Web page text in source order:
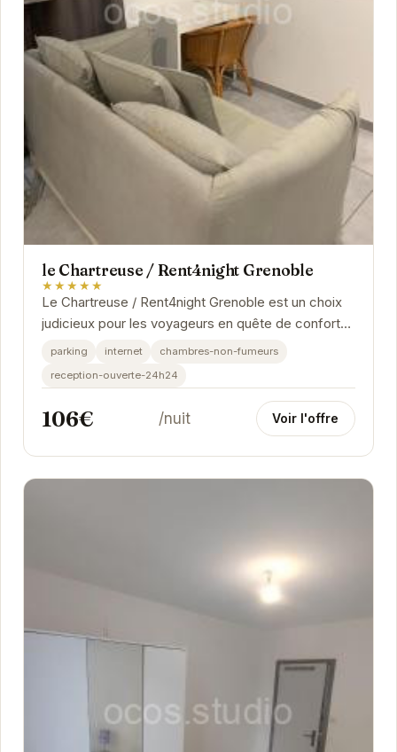
le Chartreuse / Rent4night Grenoble
★★★★★
Le Chartreuse / Rent4night Grenoble est un choix
judicieux pour les voyageurs en quête de confort
et de praticité à Grenoble. Ses équipements...
parking internet
chambres-non-fumeurs
reception-ouverte-24h24
106€ /nuit Voir l'offre